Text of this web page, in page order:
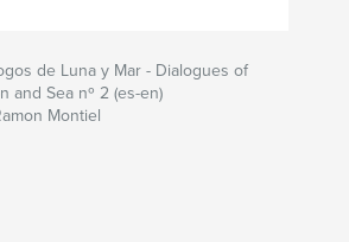
de Luna y Mar - Dialogues of
and Sea nº 2 (es-en)
Montiel